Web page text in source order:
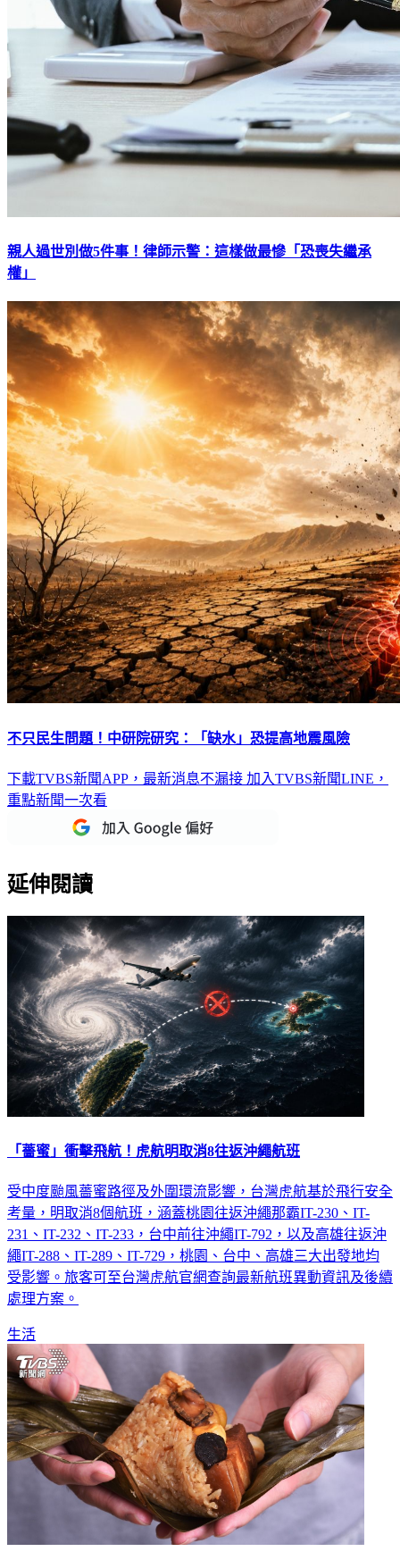
親人過世別做5件事！律師示警：這樣做最慘「恐喪失繼承
權」
不只民生問題！中研院研究：「缺水」恐提高地震風險
下載TVBS新聞APP，最新消息不漏接 加入TVBS新聞LINE，
重點新聞一次看
延伸閱讀
「薔蜜」衝擊飛航！虎航明取消8往返沖繩航班
受中度颱風薔蜜路徑及外圍環流影響，台灣虎航基於飛行安全
考量，明取消8個航班，涵蓋桃園往返沖繩那霸IT-230、IT-
231、IT-232、IT-233，台中前往沖繩IT-792，以及高雄往返沖
繩IT-288、IT-289、IT-729，桃園、台中、高雄三大出發地均
受影響。旅客可至台灣虎航官網查詢最新航班異動資訊及後續
處理方案。
生活